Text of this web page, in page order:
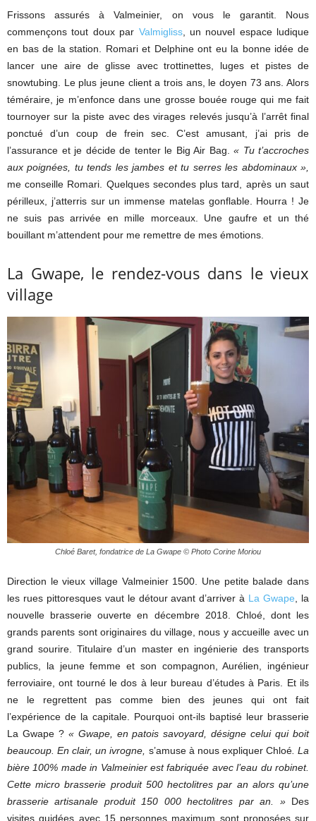
Frissons assurés à Valmeinier, on vous le garantit. Nous
commençons tout doux par Valmigliss, un nouvel espace ludique
en bas de la station. Romari et Delphine ont eu la bonne idée de
lancer une aire de glisse avec trottinettes, luges et pistes de
snowtubing. Le plus jeune client a trois ans, le doyen 73 ans. Alors
téméraire, je m’enfonce dans une grosse bouée rouge qui me fait
tournoyer sur la piste avec des virages relevés jusqu’à l’arrêt final
ponctué d’un coup de frein sec. C’est amusant, j’ai pris de
l’assurance et je décide de tenter le Big Air Bag. « Tu t’accroches
aux poignées, tu tends les jambes et tu serres les abdominaux »,
me conseille Romari. Quelques secondes plus tard, après un saut
périlleux, j’atterris sur un immense matelas gonflable. Hourra ! Je
ne suis pas arrivée en mille morceaux. Une gaufre et un thé
bouillant m’attendent pour me remettre de mes émotions.
La Gwape, le rendez-vous dans le vieux
village
Chloé Baret, fondatrice de La Gwape © Photo Corine Moriou
Direction le vieux village Valmeinier 1500. Une petite balade dans
les rues pittoresques vaut le détour avant d’arriver à La Gwape , la
nouvelle brasserie ouverte en décembre 2018. Chloé, dont les
grands parents sont originaires du village, nous y accueille avec un
grand sourire. Titulaire d’un master en ingénierie des transports
publics, la jeune femme et son compagnon, Aurélien, ingénieur
ferroviaire, ont tourné le dos à leur bureau d’études à Paris. Et ils
ne le regrettent pas comme bien des jeunes qui ont fait
l’expérience de la capitale. Pourquoi ont-ils baptisé leur brasserie
La Gwape ? « Gwape, en patois savoyard, désigne celui qui boit
beaucoup. En clair, un ivrogne, s’amuse à nous expliquer Chloé. La
bière 100% made in Valmeinier est fabriquée avec l’eau du robinet.
Cette micro brasserie produit 500 hectolitres par an alors qu’une
brasserie artisanale produit 150 000 hectolitres par an. »Des
visites guidées avec 15 personnes maximum sont proposées sur